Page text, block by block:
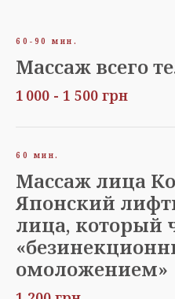
60-90 мин.
Массаж всего
1 000 - 1 500 грн
60 мин.
Массаж лица
Японский
лица, который
омоложением»